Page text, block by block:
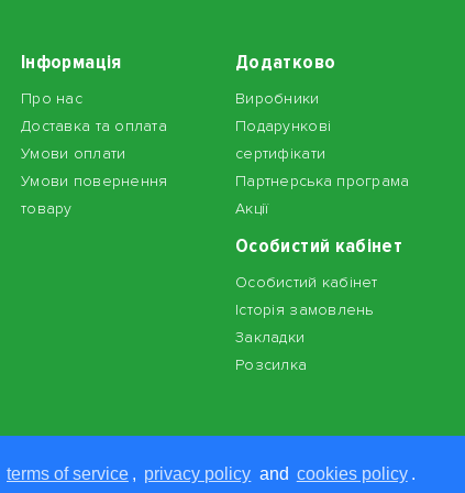
terms of service , privacy policy and cookies policy .
Інформація
Про нас
Доставка та оплата
Умови оплати
Умови повернення
товару
Додатково
Виробники
Подарункові
сертифікати
Партнерська програма
Акції
Особистий кабінет
Особистий кабінет
Історія замовлень
Закладки
Розсилка